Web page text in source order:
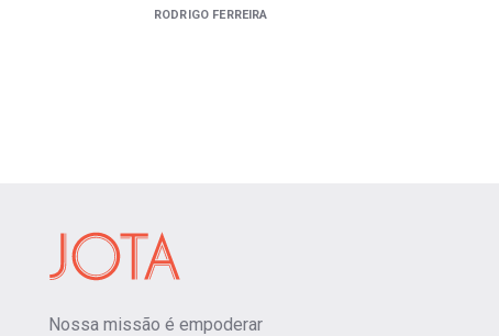
RODRIGO FERREIRA
Nossa missão é empoderar